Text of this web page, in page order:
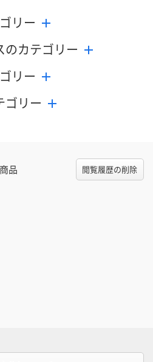
リー
のカテゴリー
リー
ゴリー
品 閲覧履歴の削除